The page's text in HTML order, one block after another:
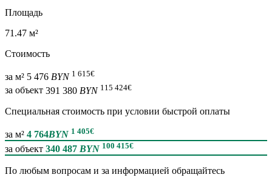
Площадь
71.47 м²
Стоимость
за м² 5 476 BYN 1 615€
за объект 391 380 BYN 115 424€
Специальная cтоимость при условии быстрой оплаты
за м² 4 764BYN 1 405€
за объект 340 487 BYN 100 415€
По любым вопросам и за информацией обращайтесь